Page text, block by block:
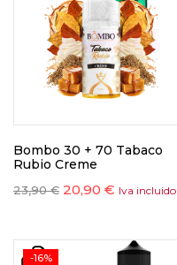
Bombo 30 + 70 Tabaco
Rubio Creme
23,90€ 20,90 € Iva incluido
-16%